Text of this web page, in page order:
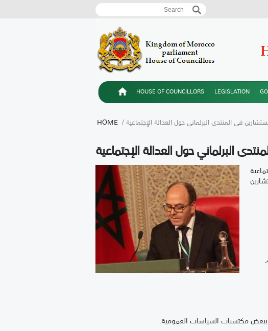
Search form
Search
HOUSE OF COUNCILLORS LEGISLATION
HOME في المنتدى البرلماني حول العدالة الإجتماعية
البرلماني حول العدالة الإجتماعية
ببعض مكتسبات السياسات العمومية.